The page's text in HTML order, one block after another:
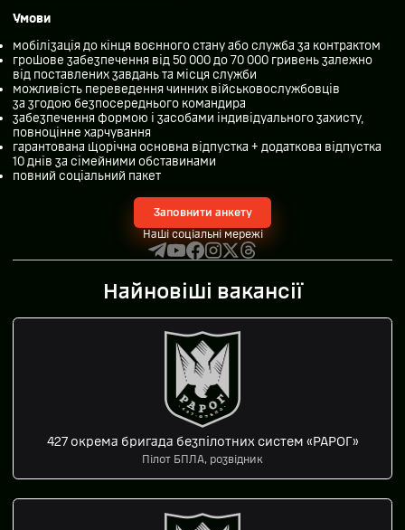
Умови
мобілізація до кінця воєнного стану або служба за контрактом
грошове забезпечення від 50 000 до 70 000 гривень залежно
від поставлених завдань та місця служби
можливість переведення чинних військовослужбовців
за згодою безпосереднього командира
забезпечення формою і засобами індивідуального захисту,
повноцінне харчування
гарантована щорічна основна відпустка + додаткова відпустка
10 днів за сімейними обставинами
повний соціальний пакет
Заповнити анкету
Наші соціальні мережі
Найновіші вакансії
427 окрема бригада безпілотних систем «РАРОГ»
Пілот БПЛА, розвідник